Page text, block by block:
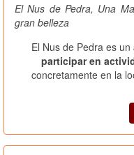
El Nus de Pedra, Una
gran belleza
El Nus de Pedra es un
participar en
concretamente en la